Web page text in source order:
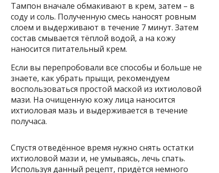
Тампон вначале обмакивают в крем, затем – в
соду и соль. Полученную смесь наносят ровным
слоем и выдерживают в течение 7 минут. Затем
состав смывается тёплой водой, а на кожу
наносится питательный крем.
Если вы перепробовали все способы и больше не
знаете, как убрать прыщи, рекомендуем
воспользоваться простой маской из ихтиоловой
мази. На очищенную кожу лица наносится
ихтиоловая мазь и выдерживается в течение
получаса.
Спустя отведённое время нужно снять остатки
ихтиоловой мази и, не умываясь, лечь спать.
Используя данный рецепт, придётся немного